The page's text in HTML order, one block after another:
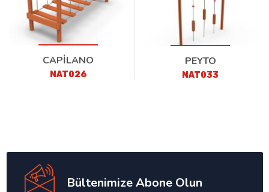
CAPİLANO
NAT026
PEYTO
NAT033
Bültenimize Abone Olun